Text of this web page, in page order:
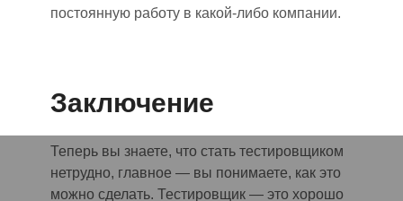
постоянную работу в какой-либо компании.
Заключение
Теперь вы знаете, что стать тестировщиком
нетрудно, главное — вы понимаете, как это
можно сделать. Тестировщик — это хорошо